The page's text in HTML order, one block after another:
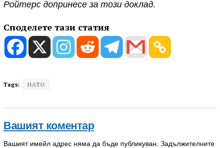
Ройтерс допринесе за този доклад.
Споделете тази статия
Tags: НАТО
Вашият коментар
Вашият имейл адрес няма да бъде публикуван. Задължителните